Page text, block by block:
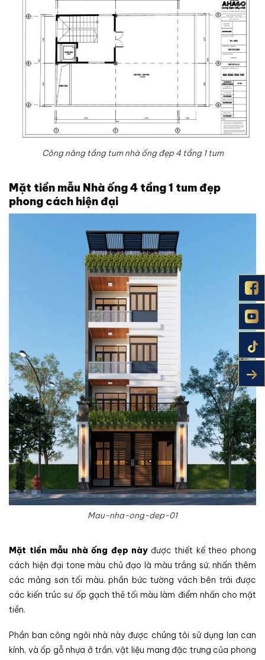
Công năng tầng tum nhà ống đẹp 4 tầng 1 tum
Mặt tiền mẫu Nhà ống 4 tầng 1 tum đẹp
phong cách hiện đại
Mau-nha-ong-dep-01
Mặt tiền mẫu nhà ống đẹp nàyđược thiết kế theo phong
cách hiện đại tone màu chủ đạo là màu trắng sứ, nhấn thêm
các mảng sơn tối màu. phần bức tường vách bên trái được
các kiến trúc sư ốp gạch thẻ tối màu làm điểm nhấn cho mặt
tiền.
Phần ban công ngôi nhà này được chúng tôi sử dụng lan can
kính, và ốp gỗ nhựa ở trần, vật liệu mang đặc trưng của phong